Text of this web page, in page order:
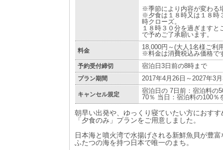
※季節により内容が変わる
※夕食は１８時又は１８時
時クローズ。
１８時３０分を過ぎますと
で予めご了承願います。
料金
18,000円～(大人1名様ご利
※料金は消費税込み価格で
予約受付締切 宿泊日3日前の8時まで
プラン期間 2017年4月26日～2027年3
キャンセル規定
宿泊日の 7日前：宿泊料の
70％ 当日：宿泊料の100％
朝早い出発や、ゆっくり寝ていたい方におすす
「夕食のみ」プランをご用意しました。
日本海と噴火湾で水揚げされる新鮮魚貝が豊
ふたつの海を持つ日本で唯一のまち。